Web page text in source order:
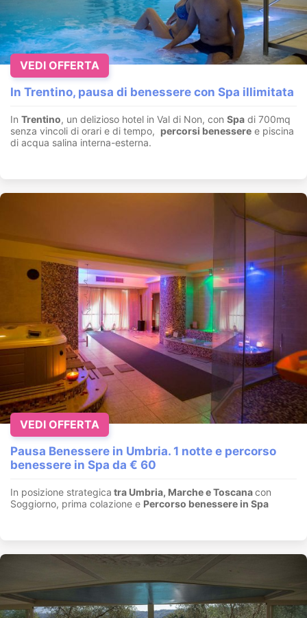
In Trentino, pausa di benessere con Spa illimitata
In Trentino, un delizioso hotel in Val di Non, con Spa di 700mq
senza vincoli di orari e di tempo, percorsi benessere e piscina
di acqua salina interna-esterna.
VEDI OFFERTA
Pausa Benessere in Umbria. 1 notte e percorso
benessere in Spa da € 60
In posizione strategica tra Umbria, Marche e Toscanacon
Soggiorno, prima colazione e Percorso benessere in Spa
VEDI OFFERTA